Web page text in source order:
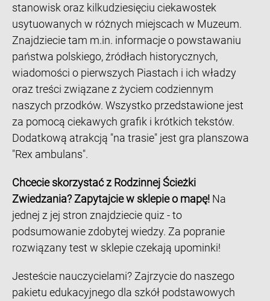
stanowisk oraz kilkudziesięciu ciekawostek
usytuowanych w różnych miejscach w Muzeum.
Znajdziecie tam m.in. informacje o powstawaniu
państwa polskiego, źródłach historycznych,
wiadomości o pierwszych Piastach i ich władzy
oraz treści związane z życiem codziennym
naszych przodków. Wszystko przedstawione jest
za pomocą ciekawych grafik i krótkich tekstów.
Dodatkową atrakcją "na trasie" jest gra planszowa
"Rex ambulans".
Chcecie skorzystać z Rodzinnej Ścieżki
Zwiedzania? Zapytajcie w sklepie o mapę!Na
jednej z jej stron znajdziecie quiz - to
podsumowanie zdobytej wiedzy. Za popranie
rozwiązany test w sklepie czekają upominki!
Jesteście nauczycielami? Zajrzycie do naszego
pakietu edukacyjnego dla szkół podstawowych